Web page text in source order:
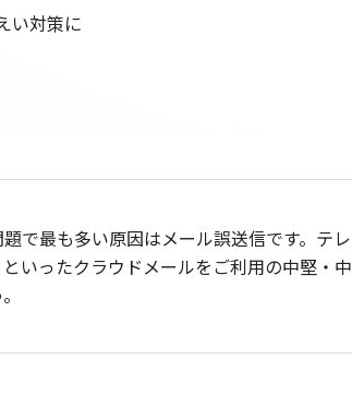
い対策に
で最も多い原因はメール誤送信です。テ
いったクラウドメールをご利用の中堅・